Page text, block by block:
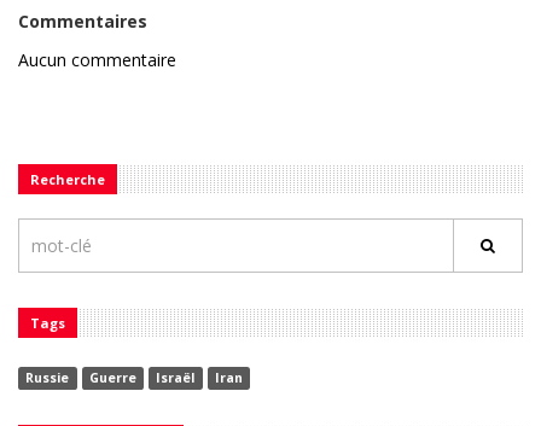
Commentaires
Aucun commentaire
Recherche
Tags
Russie Guerre Israël Iran